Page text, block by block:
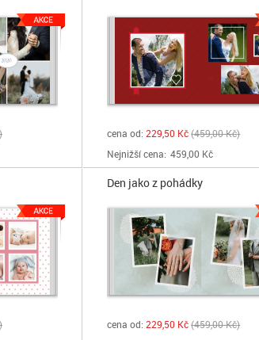
cena od: 229,50 Kč 459,00 Kč
Nejnižší cena: 459,00 Kč
Den jako z pohádky
cena od: 229,50 Kč 459,00 Kč